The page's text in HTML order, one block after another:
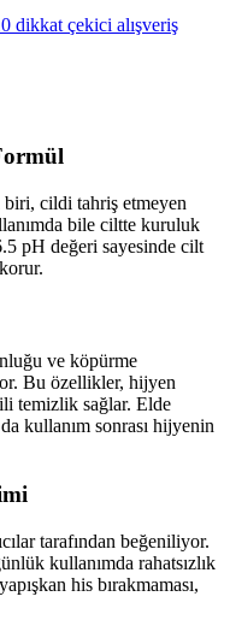
dikkat çekici alışveriş
cildi tahriş etmeyen
bile ciltte kuruluk
pH değeri sayesinde cilt
ve köpürme
Bu özellikler, hijyen
temizlik sağlar. Elde
kullanım sonrası hijyenin
tarafından beğeniliyor.
kullanımda rahatsızlık
his bırakmaması,